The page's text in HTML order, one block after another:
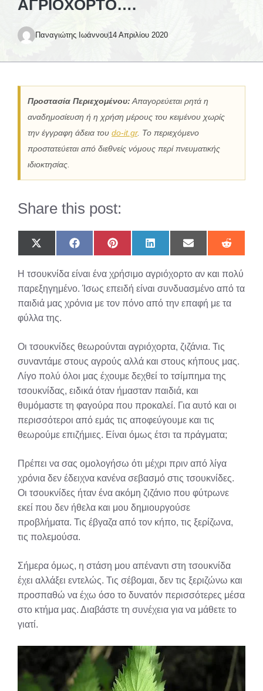
ΑΓΡΙΌΧΟΡΤΟ….
Παναγιώτης Ιωάννου14 Απριλίου 2020
Προστασία Περιεχομένου: Απαγορεύεται ρητά η
αναδημοσίευση ή η χρήση μέρους του κειμένου χωρίς
την έγγραφη άδεια του do-it.gr. Το περιεχόμενο
προστατεύεται από διεθνείς νόμους περί πνευματικής
ιδιοκτησίας.
Share this post:
Share
on
(Twitter)
Share
on
Share
on
Share
on
Share
on
Share
on
Η τσουκνίδα είναι ένα χρήσιμο αγριόχορτο αν και πολύ
παρεξηγημένο. Ίσως επειδή είναι συνδυασμένο από τα
παιδιά μας χρόνια με τον πόνο από την επαφή με τα
φύλλα της.
Οι τσουκνίδες θεωρούνται αγριόχορτα, ζιζάνια. Τις
συναντάμε στους αγρούς αλλά και στους κήπους μας.
Λίγο πολύ όλοι μας έχουμε δεχθεί το τσίμπημα της
τσουκνίδας, ειδικά όταν ήμασταν παιδιά, και
θυμόμαστε τη φαγούρα που προκαλεί. Για αυτό και οι
περισσότεροι από εμάς τις αποφεύγουμε και τις
θεωρούμε επιζήμιες. Είναι όμως έτσι τα πράγματα;
Πρέπει να σας ομολογήσω ότι μέχρι πριν από λίγα
χρόνια δεν έδειχνα κανένα σεβασμό στις τσουκνίδες.
Οι τσουκνίδες ήταν ένα ακόμη ζιζάνιο που φύτρωνε
εκεί που δεν ήθελα και μου δημιουργούσε
προβλήματα. Τις έβγαζα από τον κήπο, τις ξερίζωνα,
τις πολεμούσα.
Σήμερα όμως, η στάση μου απέναντι στη τσουκνίδα
έχει αλλάξει εντελώς. Τις σέβομαι, δεν τις ξεριζώνω και
προσπαθώ να έχω όσο το δυνατόν περισσότερες μέσα
στο κτήμα μας. Διαβάστε τη συνέχεια για να μάθετε το
γιατί.